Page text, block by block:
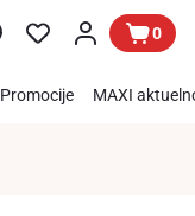
0
Promocije MAXI